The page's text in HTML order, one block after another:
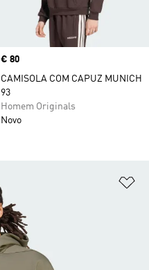
Price
€ 80
CAMISOLA COM CAPUZ MUNICH
93
Homem Originals
Novo